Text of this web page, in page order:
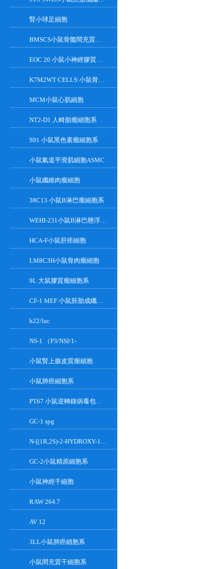
腎小球足細胞
BMSCS小鼠骨髓間充質干細胞
EOC 20 小鼠小神經膠質細胞系
K7M2WT CELLS:小鼠骨肉瘤成骨細胞系
MCM小鼠心肌細胞
NT2-D1 人畸胎瘤細胞系
S91 小鼠黑色素瘤細胞系
小鼠氣道平滑肌細胞ASMC
小鼠纖維肉瘤細胞
38C13 小鼠B淋巴瘤細胞系
WEHI-231小鼠B淋巴懸浮細胞系
HCA-F小鼠肝癌細胞
LM8C3H小鼠骨肉瘤細胞
9L 大鼠膠質瘤細胞系
CF-1 MEF 小鼠胚胎成纖維細胞系
h22/luc
NS-1 （P3/NSI/1-
小鼠腎上腺皮質瘤細胞
小鼠肺癌細胞系
PT67 小鼠逆轉錄病毒包裝細胞系
GC-1 spg
N-[(1R,2S)-2-HYDROXY-1-HYDROXYMETHYL-2-(2-TRIDECYL-1-CYCLOPROPENYL)ETHYL]OCT;GT-11
GC-2小鼠精原細胞系
小鼠神經干細胞
RAW 264.7
AV 12
3LL小鼠肺癌細胞系
小鼠間充質干細胞系